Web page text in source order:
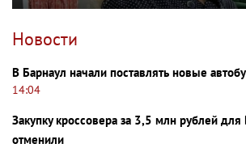
Новости
В Барнаул начали поставлять новые
14:04
Закупку кроссовера за 3,5 млн рублей
отменили